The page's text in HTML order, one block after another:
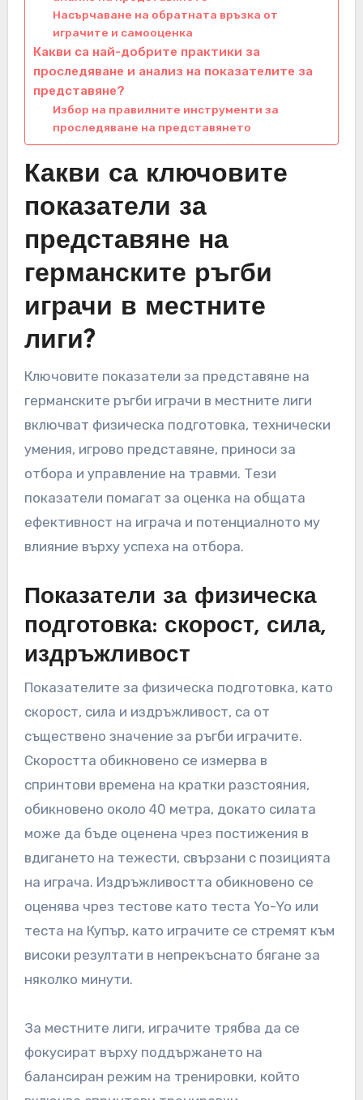
Насърчаване на обратната връзка от
играчите и самооценка
Какви са най-добрите практики за
проследяване и анализ на показателите за
представяне?
Избор на правилните инструменти за
проследяване на представянето
Какви са ключовите
показатели за
представяне на
германските ръгби
играчи в местните
лиги?
Ключовите показатели за представяне на
германските ръгби играчи в местните лиги
включват физическа подготовка, технически
умения, игрово представяне, приноси за
отбора и управление на травми. Тези
показатели помагат за оценка на общата
ефективност на играча и потенциалното му
влияние върху успеха на отбора.
Показатели за физическа
подготовка: скорост, сила,
издръжливост
Показателите за физическа подготовка, като
скорост, сила и издръжливост, са от
съществено значение за ръгби играчите.
Скоростта обикновено се измерва в
спринтови времена на кратки разстояния,
обикновено около 40 метра, докато силата
може да бъде оценена чрез постижения в
вдигането на тежести, свързани с позицията
на играча. Издръжливостта обикновено се
оценява чрез тестове като теста Yo-Yo или
теста на Купър, като играчите се стремят към
високи резултати в непрекъснато бягане за
няколко минути.
За местните лиги, играчите трябва да се
фокусират върху поддържането на
балансиран режим на тренировки, който